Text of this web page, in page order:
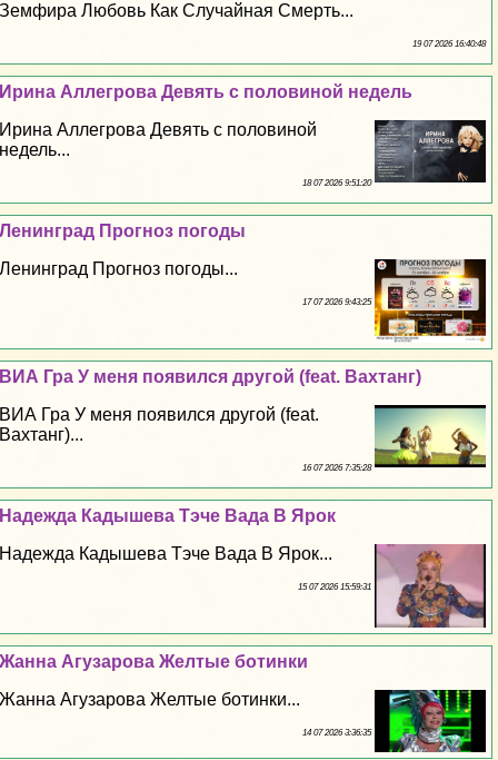
Земфира Любовь Как Случайная Cмepть...
19 07 2026 16:40:48
Ирина Аллегрова Девять с половиной недель
Ирина Аллегрова Девять с половиной
недель...
18 07 2026 9:51:20
Ленинград Прогноз погоды
Ленинград Прогноз погоды...
17 07 2026 9:43:25
ВИА Гра У меня появился другой (feat. Вахтанг)
ВИА Гра У меня появился другой (feat.
Вахтанг)...
16 07 2026 7:35:28
Надежда Кадышева Тэче Вада В Ярок
Надежда Кадышева Тэче Вада В Ярок...
15 07 2026 15:59:31
Жанна Агузарова Желтые ботинки
Жанна Агузарова Желтые ботинки...
14 07 2026 3:36:35